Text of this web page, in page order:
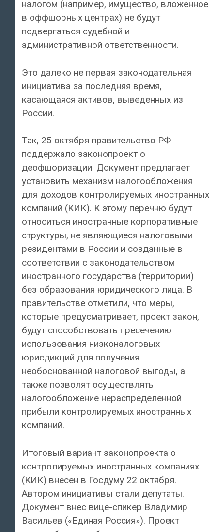
налогом (например, имущество, вложенное
в оффшорных центрах) не будут
подвергаться судебной и
административной ответственности.
Это далеко не первая законодательная
инициатива за последняя время,
касающаяся активов, выведенных из
России.
Так, 25 октября правительство РФ
поддержало законопроект о
деофшоризации. Документ предлагает
установить механизм налогообложения
для доходов контролируемых иностранных
компаний (КИК). К этому перечню будут
относиться иностранные корпоративные
структуры, не являющиеся налоговыми
резидентами в России и созданные в
соответствии с законодательством
иностранного государства (территории)
без образования юридического лица. В
правительстве отметили, что меры,
которые предусматривает, проект закон,
будут способствовать пресечению
использования низконалоговых
юрисдикций для получения
необоснованной налоговой выгоды, а
также позволят осуществлять
налогообложение нераспределенной
прибыли контролируемых иностранных
компаний.
Итоговый вариант законопроекта о
контролируемых иностранных компаниях
(КИК) внесен в Госдуму 22 октября.
Автором инициативы стали депутаты.
Документ внес вице-спикер Владимир
Васильев («Единая Россия»). Проект